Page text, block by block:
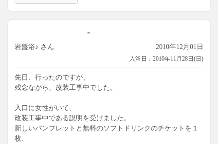
露天の敷地狭めですが､上手く活用されてます。４～5人入れ
-
岩盤浴♪ さん 2010年12月01日
入浴日：2010年11月28日(日)
先日、行ったのですが、
残念ながら、改装工事中でした。
入口に女性がいて、
改装工事中である説明を受けました。
新しいパンフレットと無料のソフトドリンクのチケットを１
枚、